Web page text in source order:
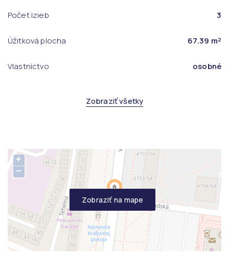
Počet izieb 3
Úžitková plocha 67.39 m²
Vlastníctvo osobné
Zobraziť všetky
Zobraziť na mape
+
−